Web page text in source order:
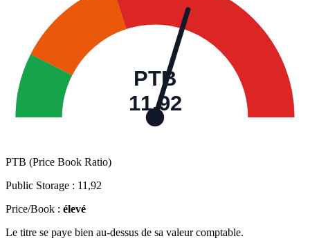
PTB
11,92
PTB (Price Book Ratio)
Public Storage : 11,92
Price/Book : élevé
Le titre se paye bien au-dessus de sa valeur comptable.